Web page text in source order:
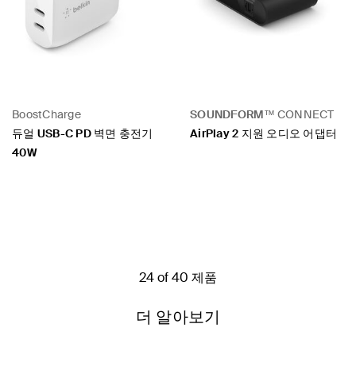
BoostCharge
듀얼 USB-C PD 벽면 충전기
40W
SOUNDFORM™ CONNECT
AirPlay 2 지원 오디오 어댑터
24 of 40 제품
더 알아보기